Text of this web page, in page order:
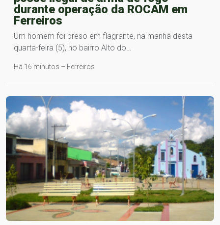
durante operação da ROCAM em
Ferreiros
Um homem foi preso em flagrante, na manhã desta
quarta-feira (5), no bairro Alto do…
Há 16 minutos – Ferreiros